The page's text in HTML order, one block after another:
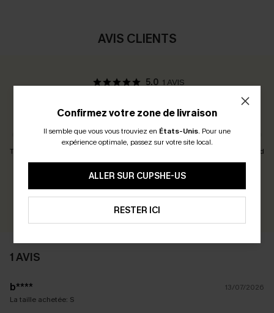
AVIS CLIENTS
5.0 1 AVIS
Avis des Clients:Taille Juste
Taille Petit Taille Grand
Gagnez 30+ points pour chaque avis que vous laissez !
1 AVIS
b****
13/07/2026
La taille achetée: S
Confirmez votre zone de livraison
Il semble que vous vous trouviez en États-Unis. Pour une
expérience optimale, passez sur votre site local.
ALLER SUR CUPSHE-US
RESTER ICI